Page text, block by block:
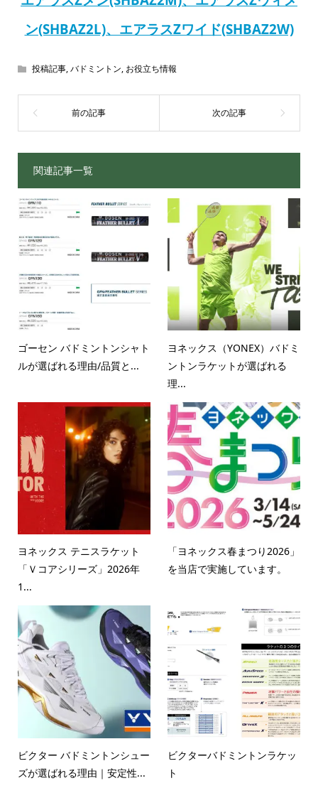
ン(SHBAZ2L)、エアラスZワイド(SHBAZ2W)
投稿記事,バドミントン, お役立ち情報
関連記事一覧
ゴーセン バドミントンシャト
ルが選ばれる理由/品質と...
ヨネックス（YONEX）バドミ
ントンラケットが選ばれる
理...
ヨネックス テニスラケット
「Ｖコアシリーズ」2026年
1...
「ヨネックス春まつり2026」
を当店で実施しています。
ビクター バドミントンシュー
ズが選ばれる理由｜安定性...
ビクターバドミントンラケッ
ト